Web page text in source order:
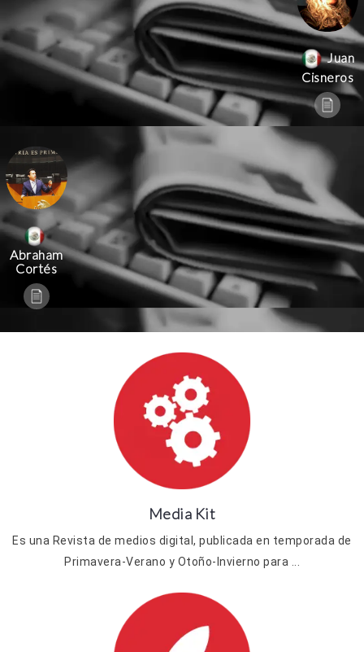
Juan
Cisneros
Abraham
Cortés
Media Kit
Es una Revista de medios digital, publicada en temporada de
Primavera-Verano y Otoño-Invierno para ...